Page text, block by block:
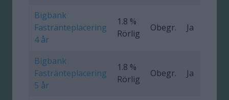
Bigbank
Fastränteplacering
4 år
1.8 %
Rörlig
Obegr. Ja
Bigbank
Fastränteplacering
5 år
1.8 %
Rörlig
Obegr. Ja